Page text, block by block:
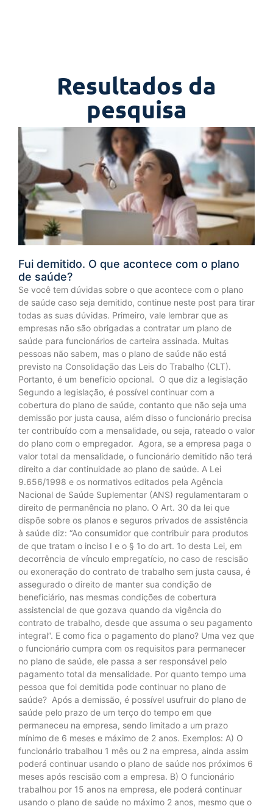
Resultados da
pesquisa
Fui demitido. O que acontece com o plano
de saúde?
Se você tem dúvidas sobre o que acontece com o plano
de saúde caso seja demitido, continue neste post para tirar
todas as suas dúvidas. Primeiro, vale lembrar que as
empresas não são obrigadas a contratar um plano de
saúde para funcionários de carteira assinada. Muitas
pessoas não sabem, mas o plano de saúde não está
previsto na Consolidação das Leis do Trabalho (CLT).
Portanto, é um benefício opcional. O que diz a legislação
Segundo a legislação, é possível continuar com a
cobertura do plano de saúde, contanto que não seja uma
demissão por justa causa, além disso o funcionário precisa
ter contribuído com a mensalidade, ou seja, rateado o valor
do plano com o empregador. Agora, se a empresa paga o
valor total da mensalidade, o funcionário demitido não terá
direito a dar continuidade ao plano de saúde. A Lei
9.656/1998 e os normativos editados pela Agência
Nacional de Saúde Suplementar (ANS) regulamentaram o
direito de permanência no plano. O Art. 30 da lei que
dispõe sobre os planos e seguros privados de assistência
à saúde diz: “Ao consumidor que contribuir para produtos
de que tratam o inciso I e o § 1o do art. 1o desta Lei, em
decorrência de vínculo empregatício, no caso de rescisão
ou exoneração do contrato de trabalho sem justa causa, é
assegurado o direito de manter sua condição de
beneficiário, nas mesmas condições de cobertura
assistencial de que gozava quando da vigência do
contrato de trabalho, desde que assuma o seu pagamento
integral”. E como fica o pagamento do plano? Uma vez que
o funcionário cumpra com os requisitos para permanecer
no plano de saúde, ele passa a ser responsável pelo
pagamento total da mensalidade. Por quanto tempo uma
pessoa que foi demitida pode continuar no plano de
saúde? Após a demissão, é possível usufruir do plano de
saúde pelo prazo de um terço do tempo em que
permaneceu na empresa, sendo limitado a um prazo
mínimo de 6 meses e máximo de 2 anos. Exemplos: A) O
funcionário trabalhou 1 mês ou 2 na empresa, ainda assim
poderá continuar usando o plano de saúde nos próximos 6
meses após rescisão com a empresa. B) O funcionário
trabalhou por 15 anos na empresa, ele poderá continuar
usando o plano de saúde no máximo 2 anos, mesmo que o